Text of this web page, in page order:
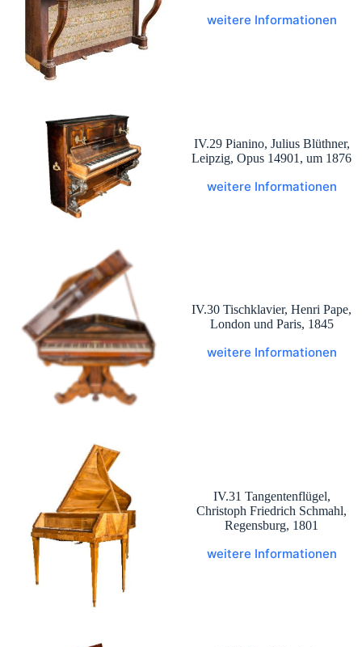
weitere Informationen
IV.29 Pianino, Julius Blüthner,
Leipzig, Opus 14901, um 1876
weitere Informationen
IV.30 Tischklavier, Henri Pape,
London und Paris, 1845
weitere Informationen
IV.31 Tangentenflügel,
Christoph Friedrich Schmahl,
Regensburg, 1801
weitere Informationen